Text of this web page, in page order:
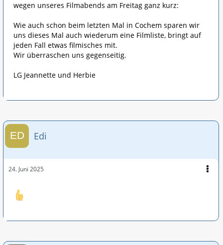
wegen unseres Filmabends am Freitag ganz kurz:
Wie auch schon beim letzten Mal in Cochem sparen wir
uns dieses Mal auch wiederum eine Filmliste, bringt auf
jeden Fall etwas filmisches mit.
Wir überraschen uns gegenseitig.
LG Jeannette und Herbie
Edi
24. Juni 2025